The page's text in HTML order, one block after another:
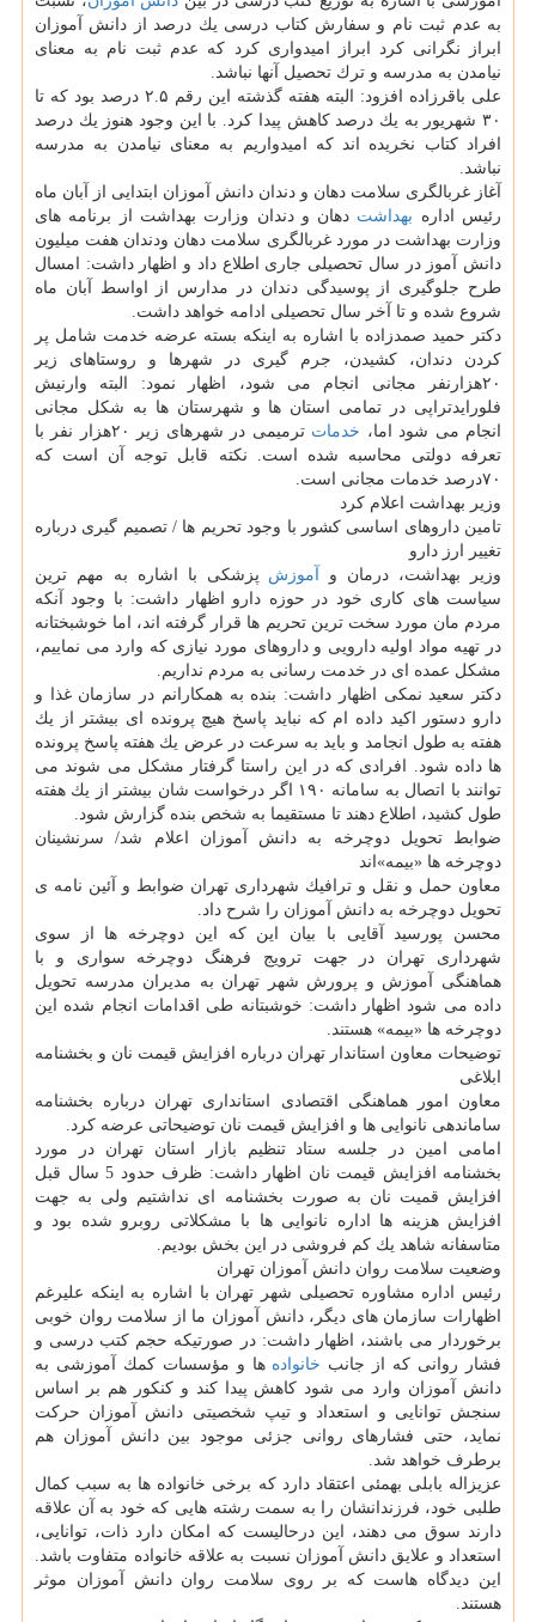
به عدم ثبت نام و سفارش كتاب درسی یك درصد از دانش آموزان
ابراز نگرانی كرد ابراز امیدواری كرد كه عدم ثبت نام به معنای
نیامدن به مدرسه و ترك تحصیل آنها نباشد.
علی باقرزاده افزود: البته هفته گذشته این رقم ۲.۵ درصد بود كه تا
۳۰ شهریور به یك درصد كاهش پیدا كرد. با این وجود هنوز یك درصد
افراد كتاب نخریده اند كه امیدواریم به معنای نیامدن به مدرسه
نباشد.
آغاز غربالگری سلامت دهان و دندان دانش آموزان ابتدایی از آبان ماه
رئیس اداره بهداشت دهان و دندان وزارت بهداشت از برنامه های
وزارت بهداشت در مورد غربالگری سلامت دهان ودندان هفت میلیون
دانش آموز در سال تحصیلی جاری اطلاع داد و اظهار داشت: امسال
طرح جلوگیری از پوسیدگی دندان در مدارس از اواسط آبان ماه
شروع شده و تا آخر سال تحصیلی ادامه خواهد داشت.
دكتر حمید صمدزاده با اشاره به اینكه بسته عرضه خدمت شامل پر
كردن دندان، كشیدن، جرم گیری در شهرها و روستاهای زیر
۲۰هزارنفر مجانی انجام می شود، اظهار نمود: البته وارنیش
فلورایدتراپی در تمامی استان ها و شهرستان ها به شكل مجانی
انجام می شود اما، خدمات
ترمیمی در شهرهای زیر ۲۰هزار نفر با
تعرفه دولتی محاسبه شده است. نكته قابل توجه آن است كه
۷۰درصد خدمات مجانی است.
وزیر بهداشت اعلام كرد
تامین داروهای اساسی كشور با وجود تحریم ها / تصمیم گیری درباره
تغییر ارز دارو
وزیر بهداشت، درمان و آموزش پزشكی با اشاره به مهم ترین
سیاست های كاری خود در حوزه دارو اظهار داشت: با وجود آنكه
مردم مان مورد سخت ترین تحریم ها قرار گرفته اند، اما خوشبختانه
در تهیه مواد اولیه دارویی و داروهای مورد نیازی كه وارد می نماییم،
مشكل عمده ای در خدمت رسانی به مردم نداریم.
دكتر سعید نمكی اظهار داشت: بنده به همكارانم در سازمان غذا و
دارو دستور اكید داده ام كه نباید پاسخ هیچ پرونده ای بیشتر از یك
هفته به طول انجامد و باید به سرعت در عرض یك هفته پاسخ پرونده
ها داده شود. افرادی كه در این راستا گرفتار مشكل می شوند می
توانند با اتصال به سامانه ۱۹۰ اگر درخواست شان بیشتر از یك هفته
طول كشید، اطلاع دهند تا مستقیما به شخص بنده گزارش شود.
ضوابط تحویل دوچرخه به دانش آموزان اعلام شد/ سرنشینان
دوچرخه ها «بیمه»اند
معاون حمل و نقل و ترافیك شهرداری تهران ضوابط و آئین نامه ی
تحویل دوچرخه به دانش آموزان را شرح داد.
محسن پورسید آقایی با بیان این كه این دوچرخه ها از سوی
شهرداری تهران در جهت ترویج فرهنگ دوچرخه سواری و با
هماهنگی آموزش و پرورش شهر تهران به مدیران مدرسه تحویل
داده می شود اظهار داشت: خوشبتانه طی اقدامات انجام شده این
دوچرخه ها «بیمه» هستند.
توضیحات معاون استاندار تهران درباره افزایش قیمت نان و بخشنامه
ابلاغی
معاون امور هماهنگی اقتصادی استانداری تهران درباره بخشنامه
ساماندهی نانوایی ها و افزایش قیمت نان توضیحاتی عرضه كرد.
امامی امین در جلسه ستاد تنظیم بازار استان تهران در مورد
بخشنامه افزایش قیمت نان اظهار داشت: ظرف حدود 5 سال قبل
افزایش قمیت نان به صورت بخشنامه ای نداشتیم ولی به جهت
افزایش هزینه ها اداره نانوایی ها با مشكلاتی روبرو شده بود و
متاسفانه شاهد یك كم فروشی در این بخش بودیم.
وضعیت سلامت روان دانش آموزان تهران
رئیس اداره مشاوره تحصیلی شهر تهران با اشاره به اینكه علیرغم
اظهارات سازمان های دیگر، دانش آموزان ما از سلامت روان خوبی
برخوردار می باشند، اظهار داشت: در صورتیكه حجم كتب درسی و
فشار روانی كه از جانب خانواده ها و مؤسسات كمك آموزشی به
دانش آموزان وارد می شود كاهش پیدا كند و كنكور هم بر اساس
سنجش توانایی و استعداد و تیپ شخصیتی دانش آموزان حركت
نماید، حتی فشارهای روانی جزئی موجود بین دانش آموزان هم
برطرف خواهد شد.
عزیزاله بابلی بهمئی اعتقاد دارد كه برخی خانواده ها به سبب كمال
طلبی خود، فرزندانشان را به سمت رشته هایی كه خود به آن علاقه
دارند سوق می دهند، این درحالیست كه امكان دارد ذات، توانایی،
استعداد و علایق دانش آموزان نسبت به علاقه خانواده متفاوت باشد.
این دیدگاه هاست كه بر روی سلامت روان دانش آموزان موثر
هستند.